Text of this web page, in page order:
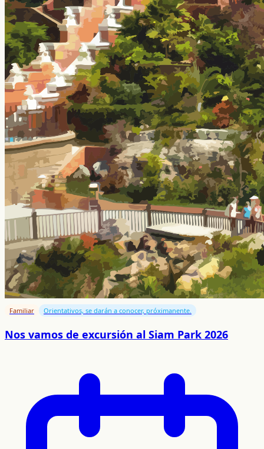
Familiar Orientativos, se darán a conocer, próximanente.
Nos vamos de excursión al Siam Park 2026